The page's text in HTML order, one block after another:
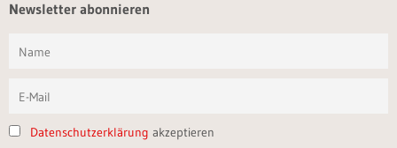
Newsletter abonnieren
Datenschutzerklärung akzeptieren